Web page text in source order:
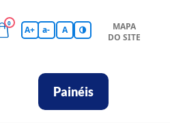
Hub de Conhecimentos
0
A+ a- A
MAPA
DO SITE
Painéis